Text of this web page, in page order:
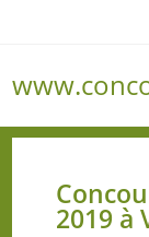
2019 à